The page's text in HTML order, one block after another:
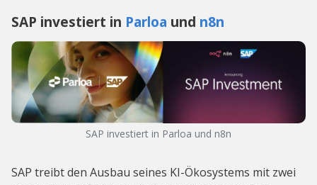
SAP investiert in Parloa und n8n
SAP investiert in Parloa und n8n
SAP treibt den Ausbau seines KI-Ökosystems mit zwei